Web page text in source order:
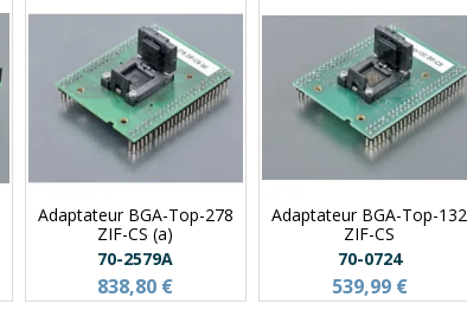
Adaptateur BGA-Top-278
ZIF-CS (a)
70-2579A
838,80 €
Adaptateur BGA-Top-132
ZIF-CS
70-0724
539,99 €